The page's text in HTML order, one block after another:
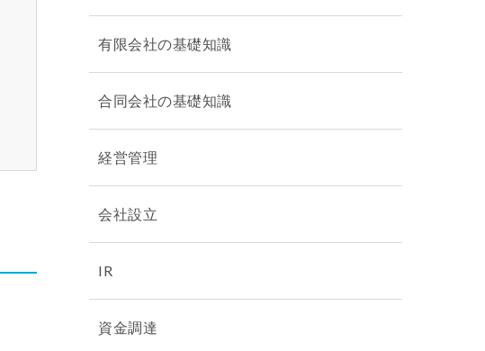
有限会社の基礎知識
合同会社の基礎知識
経営管理
会社設立
IR
資金調達